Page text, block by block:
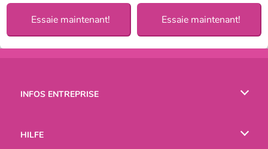
Essaie maintenant! Essaie maintenant!
INFOS ENTREPRISE
HILFE